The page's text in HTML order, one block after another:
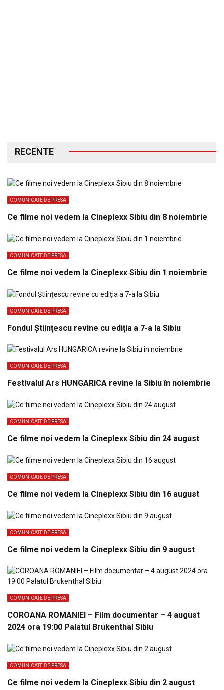
RECENTE
COMUNICATE DE PRESA
Ce filme noi vedem la Cineplexx Sibiu din 8 noiembrie
COMUNICATE DE PRESA
Ce filme noi vedem la Cineplexx Sibiu din 1 noiembrie
COMUNICATE DE PRESA
Fondul Științescu revine cu ediția a 7-a la Sibiu
COMUNICATE DE PRESA
Festivalul Ars HUNGARICA revine la Sibiu în noiembrie
COMUNICATE DE PRESA
Ce filme noi vedem la Cineplexx Sibiu din 24 august
COMUNICATE DE PRESA
Ce filme noi vedem la Cineplexx Sibiu din 16 august
COMUNICATE DE PRESA
Ce filme noi vedem la Cineplexx Sibiu din 9 august
COMUNICATE DE PRESA
COROANA ROMANIEI – Film documentar – 4 august
2024 ora 19:00 Palatul Brukenthal Sibiu
COMUNICATE DE PRESA
Ce filme noi vedem la Cineplexx Sibiu din 2 august